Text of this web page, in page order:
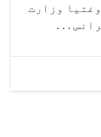
وزارت
. . .